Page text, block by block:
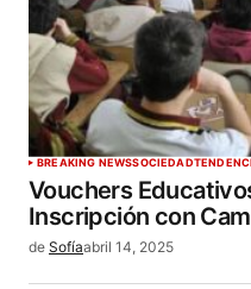
BREAKING NEWSSOCIEDAD
Vouchers
Inscripción con
de Sofíaabril 14, 2025